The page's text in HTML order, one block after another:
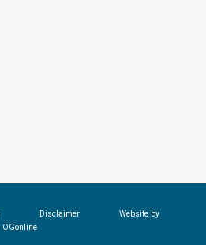
Disclaimer
Website by
OGonline